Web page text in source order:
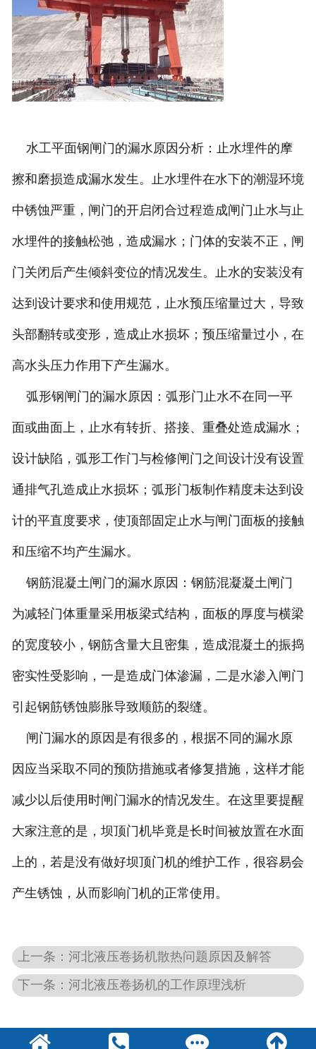
水工平面钢闸门的漏水原因分析：止水埋件的摩
擦和磨损造成漏水发生。止水埋件在水下的潮湿环境
中锈蚀严重，闸门的开启闭合过程造成闸门止水与止
水埋件的接触松弛，造成漏水；门体的安装不正，闸
门关闭后产生倾斜变位的情况发生。止水的安装没有
达到设计要求和使用规范，止水预压缩量过大，导致
头部翻转或变形，造成止水损坏；预压缩量过小，在
高水头压力作用下产生漏水。
弧形钢闸门的漏水原因：弧形门止水不在同一平
面或曲面上，止水有转折、搭接、重叠处造成漏水；
设计缺陷，弧形工作门与检修闸门之间设计没有设置
通排气孔造成止水损坏；弧形门板制作精度未达到设
计的平直度要求，使顶部固定止水与闸门面板的接触
和压缩不均产生漏水。
钢筋混凝土闸门的漏水原因：钢筋混凝凝土闸门
为减轻门体重量采用板梁式结构，面板的厚度与横梁
的宽度较小，钢筋含量大且密集，造成混凝土的振捣
密实性受影响，一是造成门体渗漏，二是水渗入闸门
引起钢筋锈蚀膨胀导致顺筋的裂缝。
闸门漏水的原因是有很多的，根据不同的漏水原
因应当采取不同的预防措施或者修复措施，这样才能
减少以后使用时闸门漏水的情况发生。在这里要提醒
大家注意的是，坝顶门机毕竟是长时间被放置在水面
上的，若是没有做好坝顶门机的维护工作，很容易会
产生锈蚀，从而影响门机的正常使用。
上一条：河北液压卷扬机散热问题原因及解答
下一条：河北液压卷扬机的工作原理浅析